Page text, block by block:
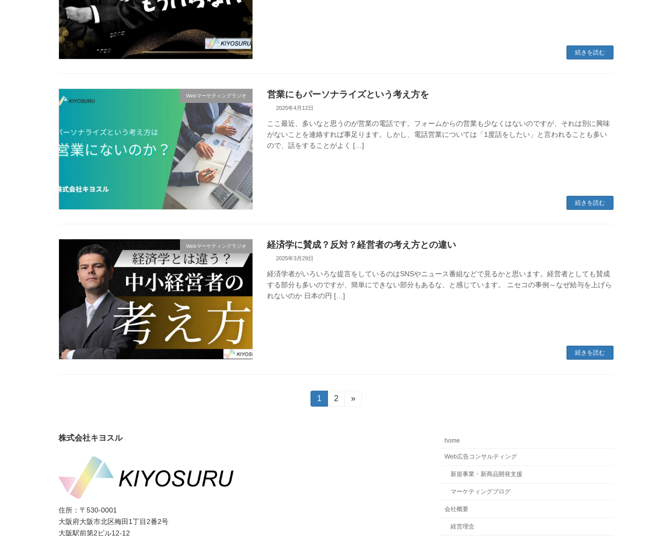
続きを読む
Webマーケティングラジオ 営業にもパーソナライズという考え方を
2025年4月12日
ここ最近、多いなと思うのが営業の電話です。フォームからの営業も少なくはないのですが、それは別に興味
がないことを連絡すれば事足ります。しかし、電話営業については「1度話をしたい」と言われることも多い
ので、話をすることがよく […]
続きを読む
Webマーケティングラジオ 経済学に賛成？反対？経営者の考え方との違い
2025年3月29日
経済学者がいろいろな提言をしているのはSNSやニュース番組などで見るかと思います。経営者としても賛成
する部分も多いのですが、簡単にできない部分もあるな、と感じています。 ニセコの事例～なぜ給与を上げら
れないのか 日本の円 […]
続きを読む
の
ー
ジ
送
固
定
1
固
2 »
株式会社キヨスル
住所：〒530-0001
大阪府大阪市北区梅田1丁目2番2号
大阪駅前第2ビル12-12
home
Web広告コンサルティング
新規事業・新商品開発支援
マーケティングブログ
会社概要
経営理念